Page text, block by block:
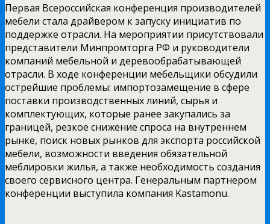
Первая Всероссийская конференция производителей
мебели стала драйвером к запуску инициатив по
поддержке отрасли. На мероприятии присутствовали
представители Минпромторга РФ и руководители
компаний мебельной и деревообрабатывающей
отрасли. В ходе конференции мебельщики обсудили
острейшие проблемы: импортозамещение в сфере
поставки производственных линий, сырья и
комплектующих, которые ранее закупались за
границей, резкое снижение спроса на внутреннем
рынке, поиск новых рынков для экспорта российской
мебели, возможности введения обязательной
меблировки жилья, а также необходимость создания
своего сервисного центра. Генеральным партнером
конференции выступила компания Kastamonu.